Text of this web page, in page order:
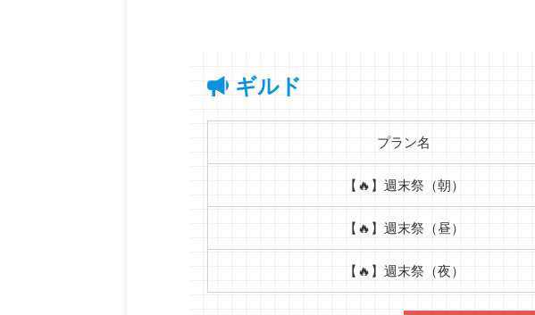
ギルド
プラン名
【🔥】週末祭（朝）
【🔥】週末祭（昼）
【🔥】週末祭（夜）